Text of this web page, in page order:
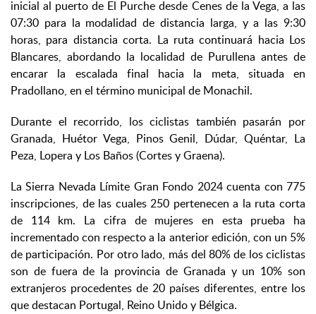
inicial al puerto de El Purche desde Cenes de la Vega, a las
07:30 para la modalidad de distancia larga, y a las 9:30
horas, para distancia corta. La ruta continuará hacia Los
Blancares, abordando la localidad de Purullena antes de
encarar la escalada final hacia la meta, situada en
Pradollano, en el término municipal de Monachil.
Durante el recorrido, los ciclistas también pasarán por
Granada, Huétor Vega, Pinos Genil, Dúdar, Quéntar, La
Peza, Lopera y Los Baños (Cortes y Graena).
La Sierra Nevada Límite Gran Fondo 2024 cuenta con 775
inscripciones, de las cuales 250 pertenecen a la ruta corta
de 114 km. La cifra de mujeres en esta prueba ha
incrementado con respecto a la anterior edición, con un 5%
de participación. Por otro lado, más del 80% de los ciclistas
son de fuera de la provincia de Granada y un 10% son
extranjeros procedentes de 20 países diferentes, entre los
que destacan Portugal, Reino Unido y Bélgica.